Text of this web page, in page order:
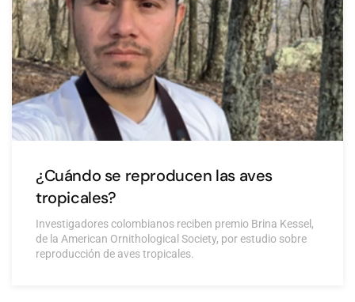
¿Cuándo se reproducen las aves
tropicales?
Investigadores colombianos reciben premio Brina Kessel,
de la American Ornithological Society, por estudio sobre
reproducción de aves tropicales.